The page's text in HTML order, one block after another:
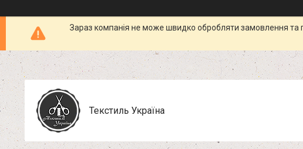
Зараз компанія не може швидко обробляти замовлення та
Текстиль Україна